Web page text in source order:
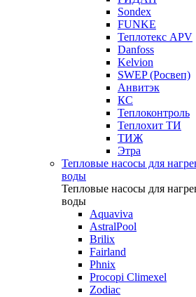
Sondex
FUNKE
Теплотекс APV
Danfoss
Kelvion
SWEP (Росвеп)
Анвитэк
КС
Теплоконтроль
Теплохит ТИ
ТИЖ
Этра
Тепловые насосы для
воды
Тепловые насосы для
воды
Aquaviva
AstralPool
Brilix
Fairland
Phnix
Procopi Climexel
Zodiac